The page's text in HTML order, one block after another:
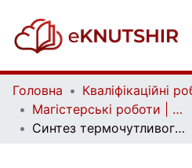
Головна
Магістерські роботи | Master's theses
Синтез термочутливого полімеру pNIPAM при створенні систем доставки ліків з використанням наноструктур золота